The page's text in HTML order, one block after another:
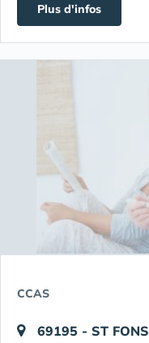
Plus d'infos
CCAS
69195 - ST FONS